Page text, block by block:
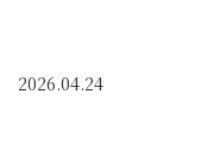
2026.04.24